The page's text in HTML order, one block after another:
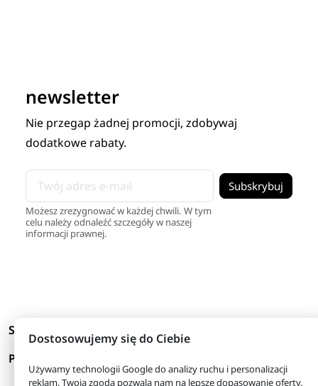
newsletter
Nie przegap żadnej promocji, zdobywaj
dodatkowe rabaty.
Możesz zrezygnować w każdej chwili. W tym
celu należy odnaleźć szczegóły w naszej
informacji prawnej.
Skróty
Produkty
Dostosowujemy się do Ciebie
Używamy technologii Google do analizy ruchu i personalizacji
reklam. Twoja zgoda pozwala nam na lepsze dopasowanie oferty.